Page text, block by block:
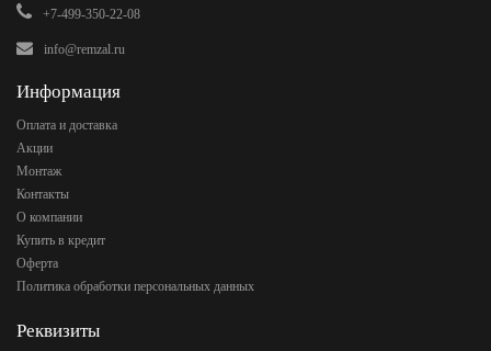
+7-499-350-22-08
info@remzal.ru
Информация
Оплата и доставка
Акции
Монтаж
Контакты
О компании
Купить в кредит
Оферта
Политика обработки персональных данных
Реквизиты